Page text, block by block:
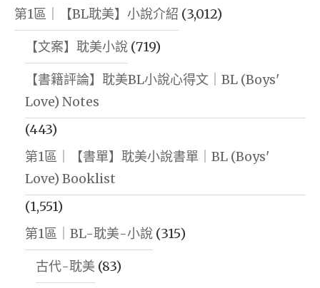
第1區｜【BL耽美】小說介紹 (3,012)
【文案】耽美小說 (719)
【書籍評論】耽美BL小說心得文｜BL (Boys'
Love) Notes
(443)
第1區｜【書單】耽美小說書單｜BL (Boys'
Love) Booklist
(1,551)
第1區｜BL-耽美-小說 (315)
古代-耽美 (83)